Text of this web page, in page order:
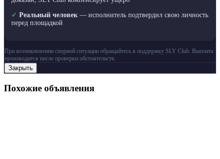
✓ Реальный человек — исполнитель подтвердил свою личность
перед площадкой
При возникновении спорной ситуации обращайтесь в поддержку SLY Club. Выплата
производится после проверки обстоятельств.
Закрыть
Похожие объявления